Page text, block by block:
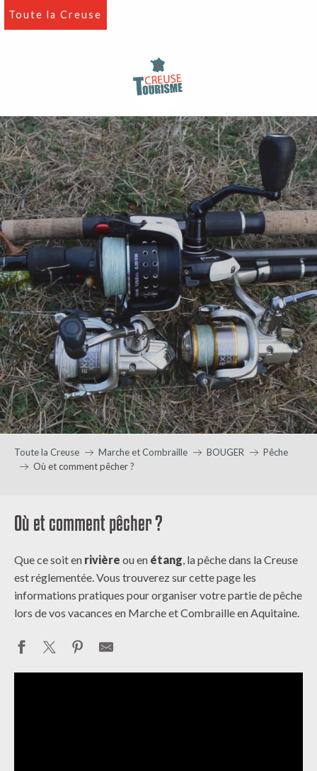
Aller
Toute la Creuse
Toute la Creuse Marche et Combraille BOUGER
Pêche
Où et comment pêcher ?
Où et comment pêcher ?
Que ce soit en rivière ou en étang, la pêche dans la Creuse
est réglementée. Vous trouverez sur cette page les
informations pratiques pour organiser votre partie de pêche
lors de vos vacances en Marche et Combraille en Aquitaine.